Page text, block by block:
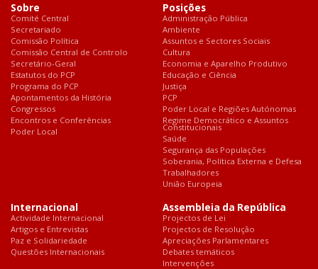
Sobre
Comité Central
Secretariado
Comissão Política
Comissão Central de Controlo
Secretário-Geral
Estatutos do PCP
Programa do PCP
Apontamentos da História
Congressos
Encontros e Conferências
Poder Local
Posições
Administração Pública
Ambiente
Assuntos e Sectores Sociais
Cultura
Economia e Aparelho Produtivo
Educação e Ciência
Justiça
PCP
Poder Local e Regiões Autónomas
Regime Democrático e Assuntos
Constitucionais
Saúde
Segurança das Populações
Soberania, Política Externa e Defesa
Trabalhadores
União Europeia
Internacional
Actividade Internacional
Artigos e Entrevistas
Paz e Solidariedade
Questões Internacionais
Assembleia da República
Projectos de Lei
Projectos de Resolução
Apreciações Parlamentares
Debates temáticos
Intervenções